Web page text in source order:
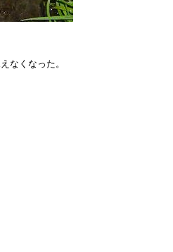
なくなった。